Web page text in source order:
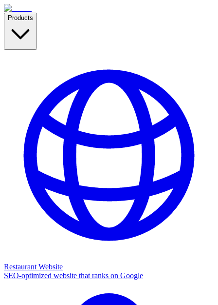
Products
Restaurant Website
SEO-optimized website that ranks on Google